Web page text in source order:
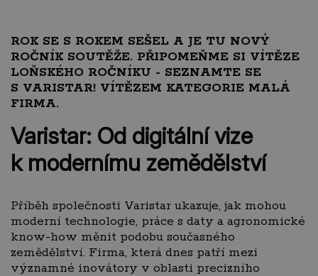
ROK SE S ROKEM SEŠEL A JE TU NOVÝ
ROČNÍK SOUTĚŽE. PŘIPOMEŇME SI VÍTĚZE
LOŇSKÉHO ROČNÍKU - SEZNAMTE SE
S VARISTAR! VÍTĚZEM KATEGORIE MALÁ
FIRMA.
Varistar: Od digitální vize
k modernímu zemědělství
Příběh společnosti Varistar ukazuje, jak mohou
moderní technologie, práce s daty a agronomické
know-how měnit podobu současného
zemědělství. Firma, která dnes patří mezi
významné inovátory v oblasti precizního